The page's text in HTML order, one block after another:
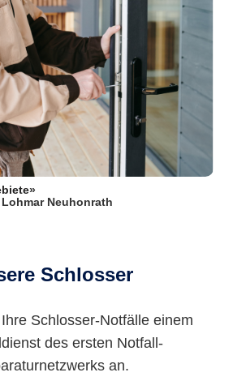
»
Neuhonrath
Schlosser
Schlosser-Notfälle einem
des ersten Notfall-
an.